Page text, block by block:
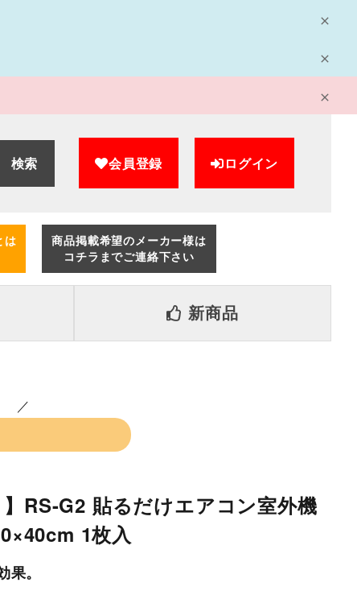
検索 会員登録 ログイン
は
商品掲載希望のメーカー様は
コチラまでご連絡下さい
新商品
】RS-G2 貼るだけエアコン室外機
1枚入
。